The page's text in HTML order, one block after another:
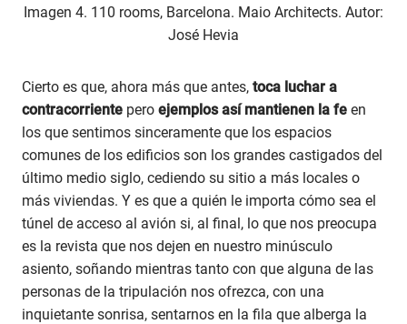
Imagen 4. 110 rooms, Barcelona. Maio Architects. Autor:
José Hevia
Cierto es que, ahora más que antes, toca luchar a
contracorriente pero ejemplos así mantienen la fe en
los que sentimos sinceramente que los espacios
comunes de los edificios son los grandes castigados del
último medio siglo, cediendo su sitio a más locales o
más viviendas. Y es que a quién le importa cómo sea el
túnel de acceso al avión si, al final, lo que nos preocupa
es la revista que nos dejen en nuestro minúsculo
asiento, soñando mientras tanto con que alguna de las
personas de la tripulación nos ofrezca, con una
inquietante sonrisa, sentarnos en la fila que alberga la